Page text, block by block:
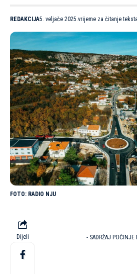
REDAKCIJA5. veljače 2025.vrijeme za čitanje
RADIO NJU
Dijeli - SADRŽAJ POČINJE